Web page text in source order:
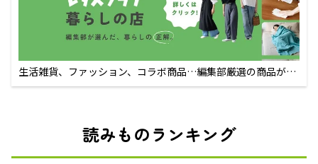
生活雑貨、ファッション、コラボ商品…編集部厳選の商品が買
えるECサイト
読みものランキング